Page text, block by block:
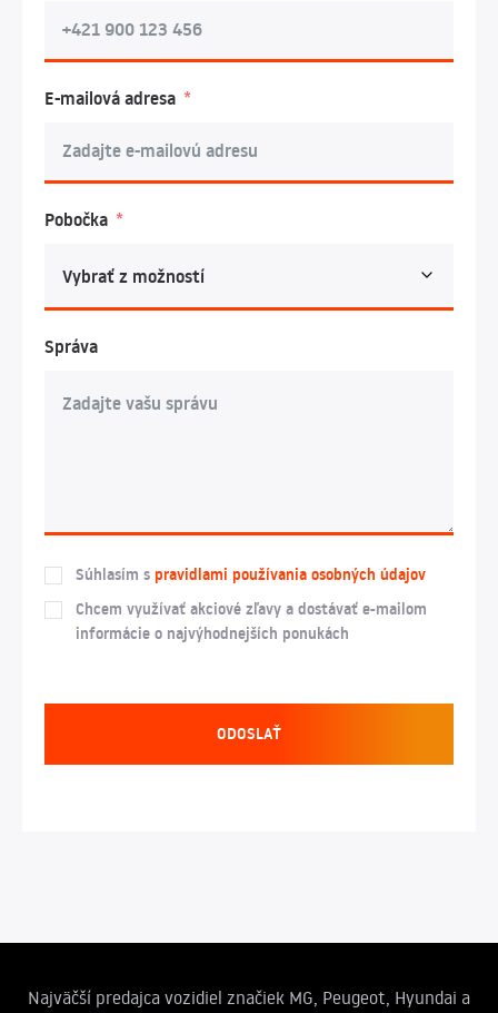
E-mailová adresa
Pobočka
Správa
Súhlasím s pravidlami používania osobných údajov
Chcem využívať akciové zľavy a dostávať e-mailom
informácie o najvýhodnejších ponukách
ODOSLAŤ
Najväčší predajca vozidiel značiek MG, Peugeot, Hyundai a